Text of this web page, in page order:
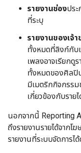
รายงานช่องปร
ที่ระบุ
รายงานของเจ้า
ทั้งหมดที่ลิงก์กับเ
เพลงอาจเรียกดู
ทั้งหมดของศิลปิน
มีเมตริกกิจกรร
เกี่ยวข้องกับราย
นอกจากนี้ Reporting
ถึงรายงานรายได้จาก
รายงานที่ระบบจัดการไ